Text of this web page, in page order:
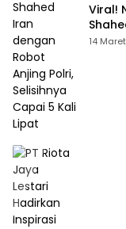
Viral!
14